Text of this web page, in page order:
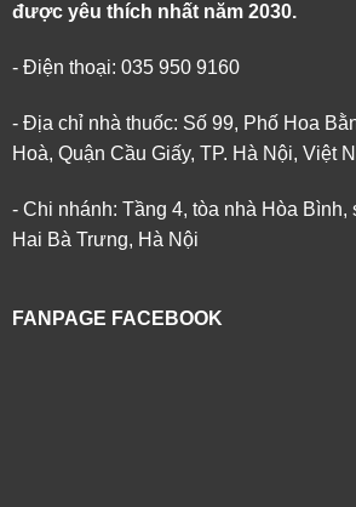
được yêu thích nhất năm 2030.
- Điện thoại: 035 950 9160
- Địa chỉ nhà thuốc: Số 99, Phố Hoa
Hoà, Quận Cầu Giấy, TP. Hà Nội, Việt
- Chi nhánh: Tầng 4, tòa nhà Hòa Bình,
Hai Bà Trưng, Hà Nội
FANPAGE FACEBOOK